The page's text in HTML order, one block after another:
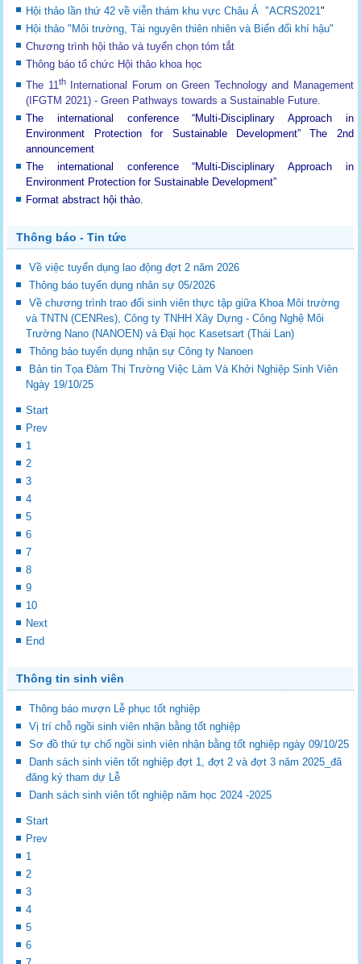
Hội thảo lần thứ 42 về viễn thám khu vực Châu Á "ACRS2021"
Hội thảo "Môi trường, Tài nguyên thiên nhiên và Biến đổi khí hậu"
Chương trình hội thảo và tuyển chọn tóm tắt
Thông báo tổ chức Hội thảo khoa học
The 11thInternational Forum on Green Technology and Management
(IFGTM 2021) - Green Pathways towards a Sustainable Future.
The international conference “Multi-Disciplinary Approach in
Environment Protection for Sustainable Development”The 2nd
announcement
The international conference “Multi-Disciplinary Approach in
Environment Protection for Sustainable Development”
Format abstract hội thảo.
Thông báo - Tin tức
Về việc tuyển dụng lao động đợt 2 năm 2026
Thông báo tuyển dụng nhân sự 05/2026
Về chương trình trao đổi sinh viên thực tập giữa Khoa Môi trường
và TNTN (CENRes), Công ty TNHH Xây Dựng - Công Nghệ Môi
Trường Nano (NANOEN) và Đại học Kasetsart (Thái Lan)
Thông báo tuyển dụng nhận sự Công ty Nanoen
Bản tin Tọa Đàm Thị Trường Việc Làm Và Khởi Nghiệp Sinh Viên
Ngày 19/10/25
Start
Prev
1
2
3
4
5
6
7
8
9
10
Next
End
Thông tin sinh viên
Thông báo mượn Lễ phục tốt nghiệp
Vị trí chỗ ngồi sinh viên nhận bằng tốt nghiệp
Sơ đồ thứ tự chổ ngồi sinh viên nhận bằng tốt nghiệp ngày 09/10/25
Danh sách sinh viên tốt nghiệp đợt 1, đợt 2 và đợt 3 năm 2025_đã
đăng ký tham dự Lễ
Danh sách sinh viên tốt nghiệp năm học 2024 -2025
Start
Prev
1
2
3
4
5
6